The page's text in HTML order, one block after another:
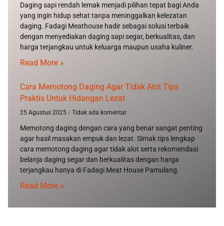
Daging sapi rendah lemak menjadi pilihan tepat bagi Anda
yang ingin hidup sehat tanpa meninggalkan kelezatan
daging. Fadagi Meathouse hadir sebagai solusi terbaik
dengan menyediakan daging sapi segar, berkualitas, dan
harga terjangkau untuk keluarga maupun usaha kuliner.
Read More »
Cara Memotong Daging Agar Tidak Alot Tips
Praktis Untuk Hidangan Lezat
25 Agustus 2025 Tidak ada komentar
Memotong daging dengan cara yang benar sangat penting
agar hasil masakan empuk dan lezat. Simak tips lengkap
cara memotong daging agar tidak alot serta rekomendasi
belanja daging segar dan berkualitas dengan harga
terjangkau hanya di Fadagi Meat House Pamulang.
Read More »